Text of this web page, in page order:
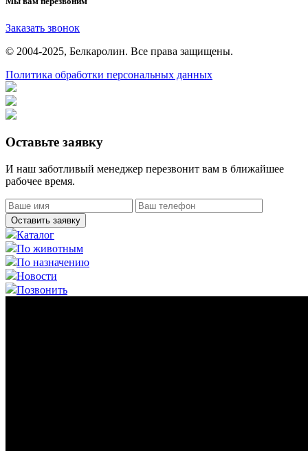
Заказать звонок
© 2004-2025, Белкаролин. Все права защищены.
Политика обработки персональных данных
Оставьте заявку
И наш заботливый менеджер перезвонит вам в ближайшее
рабочее время.
Оставить заявку
Каталог
По животным
По назначению
Новости
Позвонить